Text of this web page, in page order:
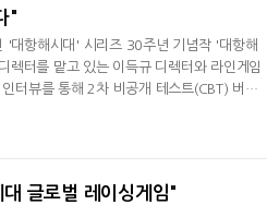
"
'대항해시대' 시리즈 30주년 기념작 '대항해
렉터를 맡고 있는 이득규 디렉터와 라인게임
터뷰를 통해 2차 비공개 테스트(CBT) 버전
해서만 함선을 얻을 수 있게 변경됐다. 이
글로벌 레이싱게임"